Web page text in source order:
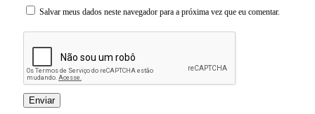
Salvar meus dados neste navegador para a próxima vez que eu comentar.